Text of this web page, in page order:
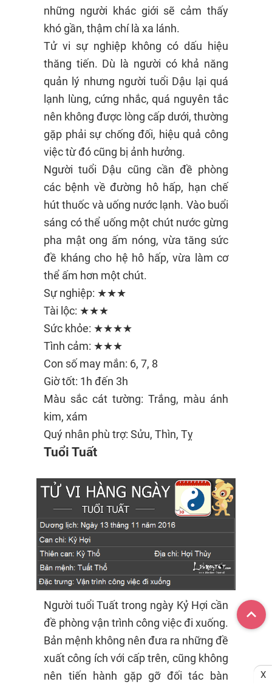
những người khác giới sẽ cảm thấy
khó gần, thậm chí là xa lánh.
Tử vi sự nghiệp không có dấu hiệu
thăng tiến. Dù là người có khả năng
quản lý nhưng người tuổi Dậu lại quá
lạnh lùng, cứng nhắc, quá nguyên tắc
nên không được lòng cấp dưới, thường
gặp phải sự chống đối, hiệu quả công
việc từ đó cũng bị ảnh hưởng.
Người tuổi Dậu cũng cần đề phòng
các bệnh về đường hô hấp, hạn chế
hút thuốc và uống nước lạnh. Vào buổi
sáng có thể uống một chút nước gừng
pha mật ong ấm nóng, vừa tăng sức
đề kháng cho hệ hô hấp, vừa làm cơ
thể ấm hơn một chút.
Sự nghiệp: ★★★
Tài lộc: ★★★
Sức khỏe: ★★★★
Tình cảm: ★★★
Con số may mắn: 6, 7, 8
Giờ tốt: 1h đến 3h
Màu sắc cát tường: Trắng, màu ánh
kim, xám
Quý nhân phù trợ: Sửu, Thìn, Tỵ
Tuổi Tuất
Người tuổi Tuất trong ngày Kỷ Hợi cần
đề phòng vận trình công việc đi xuống.
Bản mệnh không nên đưa ra những đề
xuất công ích với cấp trên, cũng không
nên tiến hành gặp gỡ đối tác bàn
X